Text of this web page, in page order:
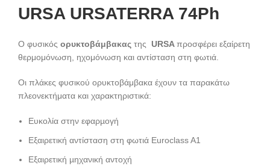
URSA URSATERRA 74Ph
Ο φυσικός ορυκτοβάμβακας της URSAπροσφέρει εξαίρετη
θερμομόνωση, ηχομόνωση και αντίσταση στη φωτιά.
Οι πλάκες φυσικού ορυκτοβάμβακα έχουν τα παρακάτω
πλεονεκτήματα και χαρακτηριστικά:
Ευκολία στην εφαρµογή
Εξαιρετική αντίσταση στη φωτιά Euroclass A1
Εξαιρετική µηχανική αντοχή